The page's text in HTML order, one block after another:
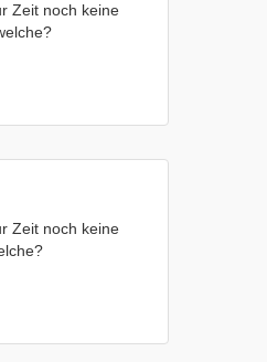
Zeit noch keine
Zeit noch keine